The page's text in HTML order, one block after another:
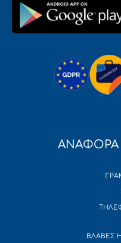
ΒΛΑΒΕΣ